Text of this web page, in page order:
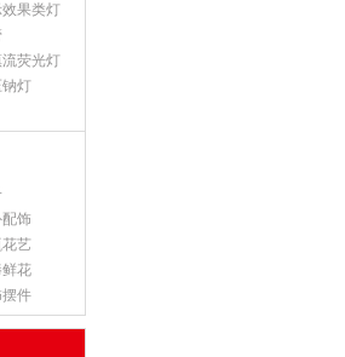
效果类灯
流荧光灯
灯
配饰
艺
花
件